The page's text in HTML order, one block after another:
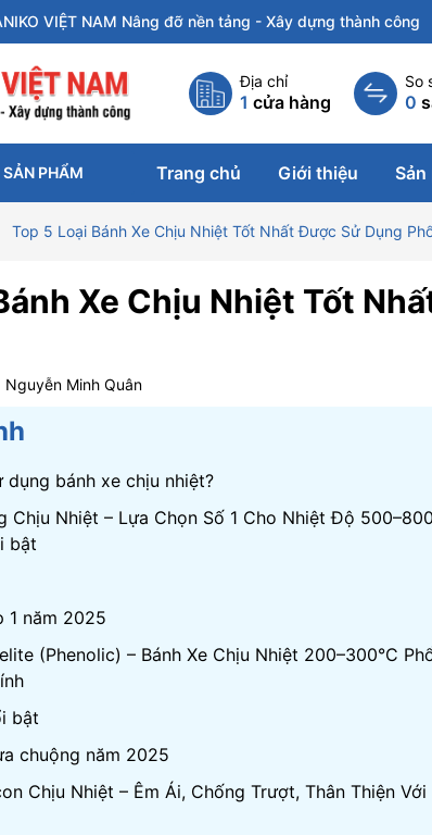
VIỆT NAM Nâng đỡ nền tảng - Xây dựng thành công
Địa chỉ
1 cửa hàng
So
0
PHẨM Trang chủ Giới thiệu
Top 5 Loại Bánh Xe Chịu Nhiệt Tốt Nhất Được Sử Dụng
Xe Chịu Nhiệt Tốt
Nguyễn Minh Quân
dụng bánh xe chịu nhiệt?
Chịu Nhiệt – Lựa Chọn Số 1 Cho Nhiệt Độ
bật
1 năm 2025
(Phenolic) – Bánh Xe Chịu Nhiệt 200–300°C
bật
chuộng năm 2025
Chịu Nhiệt – Êm Ái, Chống Trượt, Thân Thiện Với